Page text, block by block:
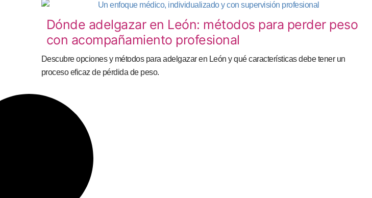
Dónde adelgazar en León: métodos para perder peso
con acompañamiento profesional
Descubre opciones y métodos para adelgazar en León y qué características debe tener un
proceso eficaz de pérdida de peso.